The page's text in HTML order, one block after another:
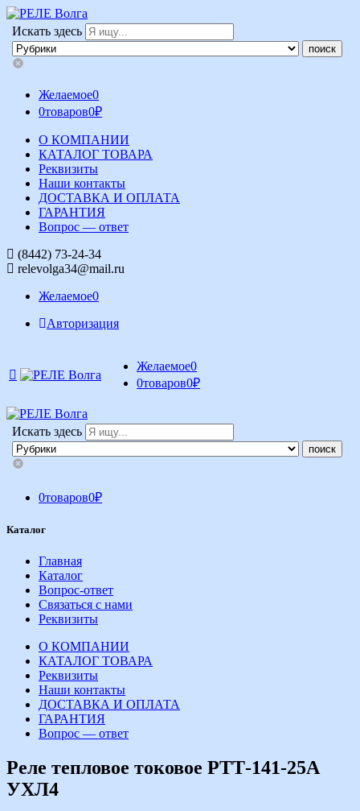
Искать здесь
Желаемое0
0товаров0₽
О КОМПАНИИ
КАТАЛОГ ТОВАРА
Реквизиты
Наши контакты
ДОСТАВКА И ОПЛАТА
ГАРАНТИЯ
Вопрос — ответ
(8442) 73-24-34
relevolga34@mail.ru
Желаемое0
Авторизация
Желаемое0
0товаров0₽
Искать здесь
0товаров0₽
Каталог
Главная
Каталог
Вопрос-ответ
Связаться с нами
Реквизиты
О КОМПАНИИ
КАТАЛОГ ТОВАРА
Реквизиты
Наши контакты
ДОСТАВКА И ОПЛАТА
ГАРАНТИЯ
Вопрос — ответ
Реле тепловое токовое РТТ-141-25А
УХЛ4